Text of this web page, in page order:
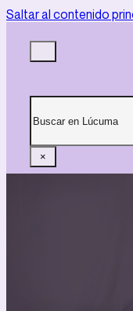
Saltar al contenido
×